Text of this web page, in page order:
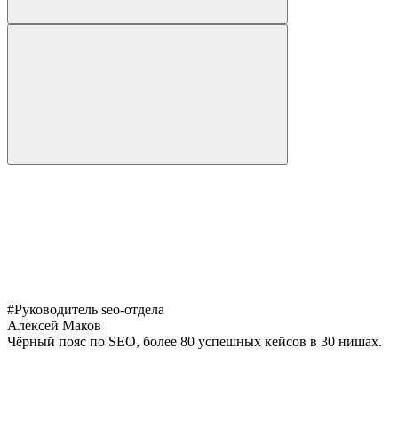
#Руководитель seo-отдела
Алексей Маков
Чёрный пояс по SEO, более 80 успешных кейсов в 30 нишах.